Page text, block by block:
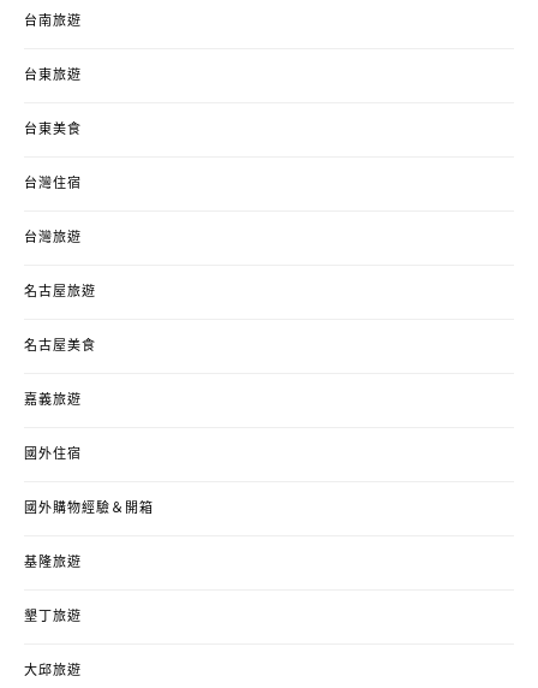
台南旅遊
台東旅遊
台東美食
台灣住宿
台灣旅遊
名古屋旅遊
名古屋美食
嘉義旅遊
國外住宿
國外購物經驗＆開箱
基隆旅遊
墾丁旅遊
大邱旅遊